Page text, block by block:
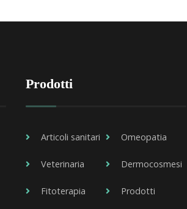
Prodotti
Articoli sanitari Omeopatia
Veterinaria Dermocosmesi
Fitoterapia Prodotti